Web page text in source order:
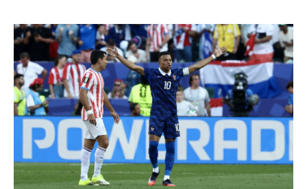
svjetsko prvenstvo 2026